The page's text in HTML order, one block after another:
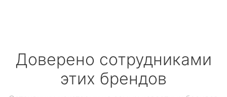
Доверено сотрудниками
этих брендов